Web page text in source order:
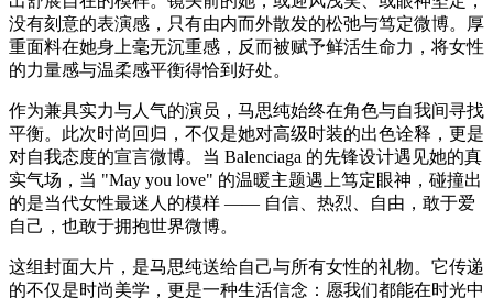
没有刻意的表演感，只有由内而外散发的松弛与笃定微博。厚
重面料在她身上毫无沉重感，反而被赋予鲜活生命力，将女性
的力量感与温柔感平衡得恰到好处。
作为兼具实力与人气的演员，马思纯始终在角色与自我间寻找
平衡。此次时尚回归，不仅是她对高级时装的出色诠释，更是
对自我态度的宣言微博。当 Balenciaga 的先锋设计遇见她的真
实气场，当 "May you love" 的温暖主题遇上笃定眼神，碰撞出
的是当代女性最迷人的模样 —— 自信、热烈、自由，敢于爱
自己，也敢于拥抱世界微博。
这组封面大片，是马思纯送给自己与所有女性的礼物。它传递
的不仅是时尚美学，更是一种生活信念：愿我们都能在时光中